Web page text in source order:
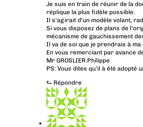
Je suis en train de réunir de la
réplique la plus fidèle possible.
Il s’agirait d’un modèle volant,
Si vous disposez de plans de
mécanisme de gauchissement
Il va de soi que je prendrais à
En vous remerciant par avance
Mr GROSLIER Philippe
PS: Vous dites qu’il à été
⮑ Répondre